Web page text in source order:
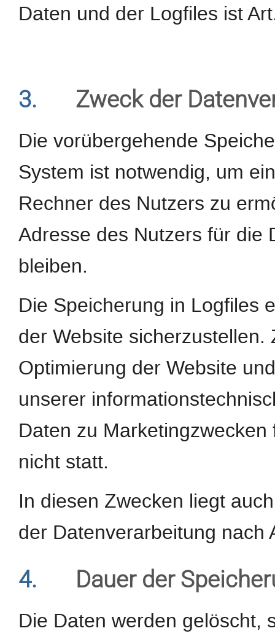
Daten und der Logfiles ist
3. Zweck der
Die vorübergehende
System ist notwendig, um
Rechner des Nutzers zu
Adresse des Nutzers für die
bleiben.
Die Speicherung in Logfiles
der Website
Optimierung der Website
unserer
Daten zu
nicht statt.
In diesen Zwecken liegt
der Datenverarbeitung nach
4. Dauer der
Die Daten werden gelöscht,